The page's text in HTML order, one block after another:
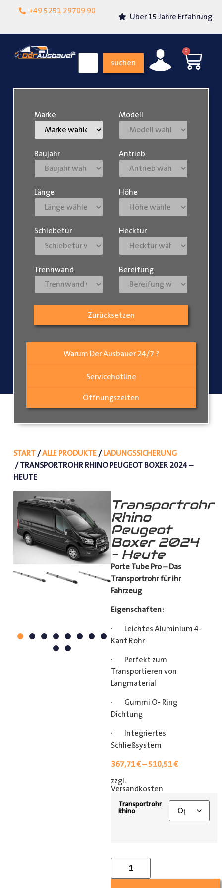
+49 5251 29709 90
Lokalgeschäft in
Über 15 Jahre Erfahrung
suchen
0
Warum Der Ausbauer 24/7 ?
Servicehotline
Öffnungszeiten
Marke Modell
Baujahr Antrieb
Länge Höhe
Schiebetür Hecktür
Trennwand Bereifung
Zurücksetzen
START/ALLE PRODUKTE/LADUNGSSICHERUNG
/ TRANSPORTROHR RHINO PEUGEOT BOXER 2024 –
HEUTE
Transportrohr
Rhino
Peugeot
Boxer 2024
– Heute
Porte Tube Pro – Das
Transportrohr für ihr
Fahrzeug
Eigenschaften:
· Leichtes Aluminium 4-
Kant Rohr
· Perfekt zum
Transportieren von
Langmaterial
· Gummi O- Ring
Dichtung
· Integriertes
Schließsystem
367,71€–510,51€
zzgl.
Versandkosten
Transportrohr
Rhino